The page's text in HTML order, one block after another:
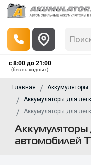
с 8:00 до 21:00
(без выходных)
Главная
Аккумуляторы
Аккумуляторы для
Аккумуляторы для
Аккумуляторы
автомобилей